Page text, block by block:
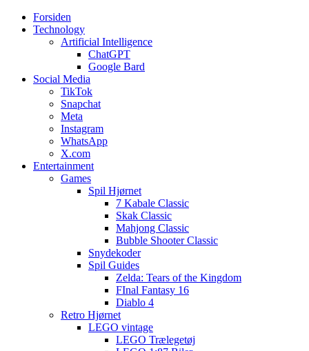
Web3zero.dk
Web3zero.dk
Forsiden
Technology
Artificial Intelligence
ChatGPT
Google Bard
Social Media
TikTok
Snapchat
Meta
Instagram
WhatsApp
X.com
Entertainment
Games
Spil Hjørnet
7 Kabale Classic
Skak Classic
Mahjong Classic
Bubble Shooter Classic
Snydekoder
Spil Guides
Zelda: Tears of the Kingdom
FInal Fantasy 16
Diablo 4
Retro Hjørnet
LEGO vintage
LEGO Trælegetøj